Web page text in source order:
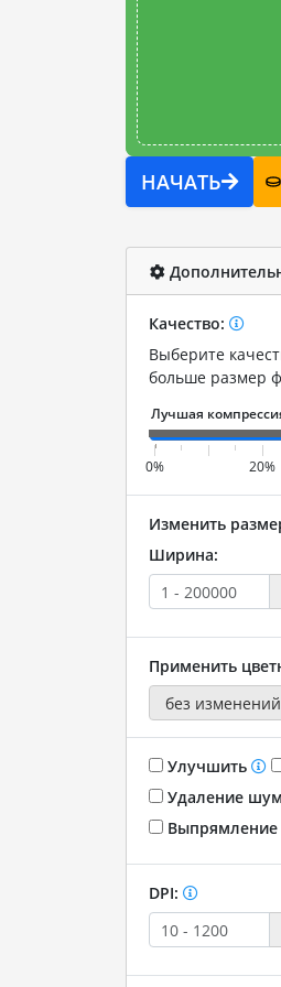
НАЧАТЬ
Качество:
Выберите
больше размер
0% 20%
Изменить
Ширина:
Применить
Улучшить
Удаление
Выпрямление
DPI: